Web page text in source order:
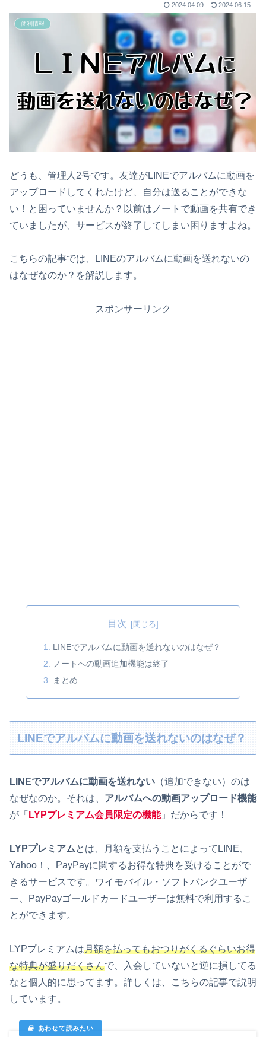
2024.04.09 2024.06.15
便利情報
どうも、管理人2号です。友達がLINEでアルバムに動画を
アップロードしてくれたけど、自分は送ることができな
い！と困っていませんか？以前はノートで動画を共有でき
ていましたが、サービスが終了してしまい困りますよね。
こちらの記事では、LINEのアルバムに動画を送れないの
はなぜなのか？を解説します。
スポンサーリンク
目次
LINEでアルバムに動画を送れないのはなぜ？
ノートへの動画追加機能は終了
まとめ
LINEでアルバムに動画を送れないのはなぜ？
LINEでアルバムに動画を送れない （追加できない）のは
なぜなのか。それは、 アルバムへの動画アップロード機能
が「 LYPプレミアム会員限定の機能」だからです！
LYPプレミアムとは、月額を支払うことによってLINE、
Yahoo！、PayPayに関するお得な特典を受けることがで
きるサービスです。ワイモバイル・ソフトバンクユーザ
ー、PayPayゴールドカードユーザーは無料で利用するこ
とができます。
LYPプレミアムは月額を払ってもおつりがくるぐらいお得
な特典が盛りだくさんで、入会していないと逆に損してる
なと個人的に思ってます。詳しくは、こちらの記事で説明
しています。